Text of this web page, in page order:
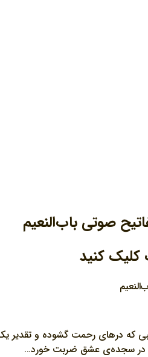
صوتی باب‌النعیم
درهای رحمت گشوده و تقدیر
در سجده‌ی عشق ضربت خورد…